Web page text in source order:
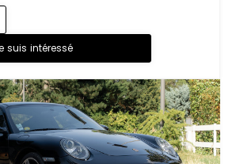
suis intéressé